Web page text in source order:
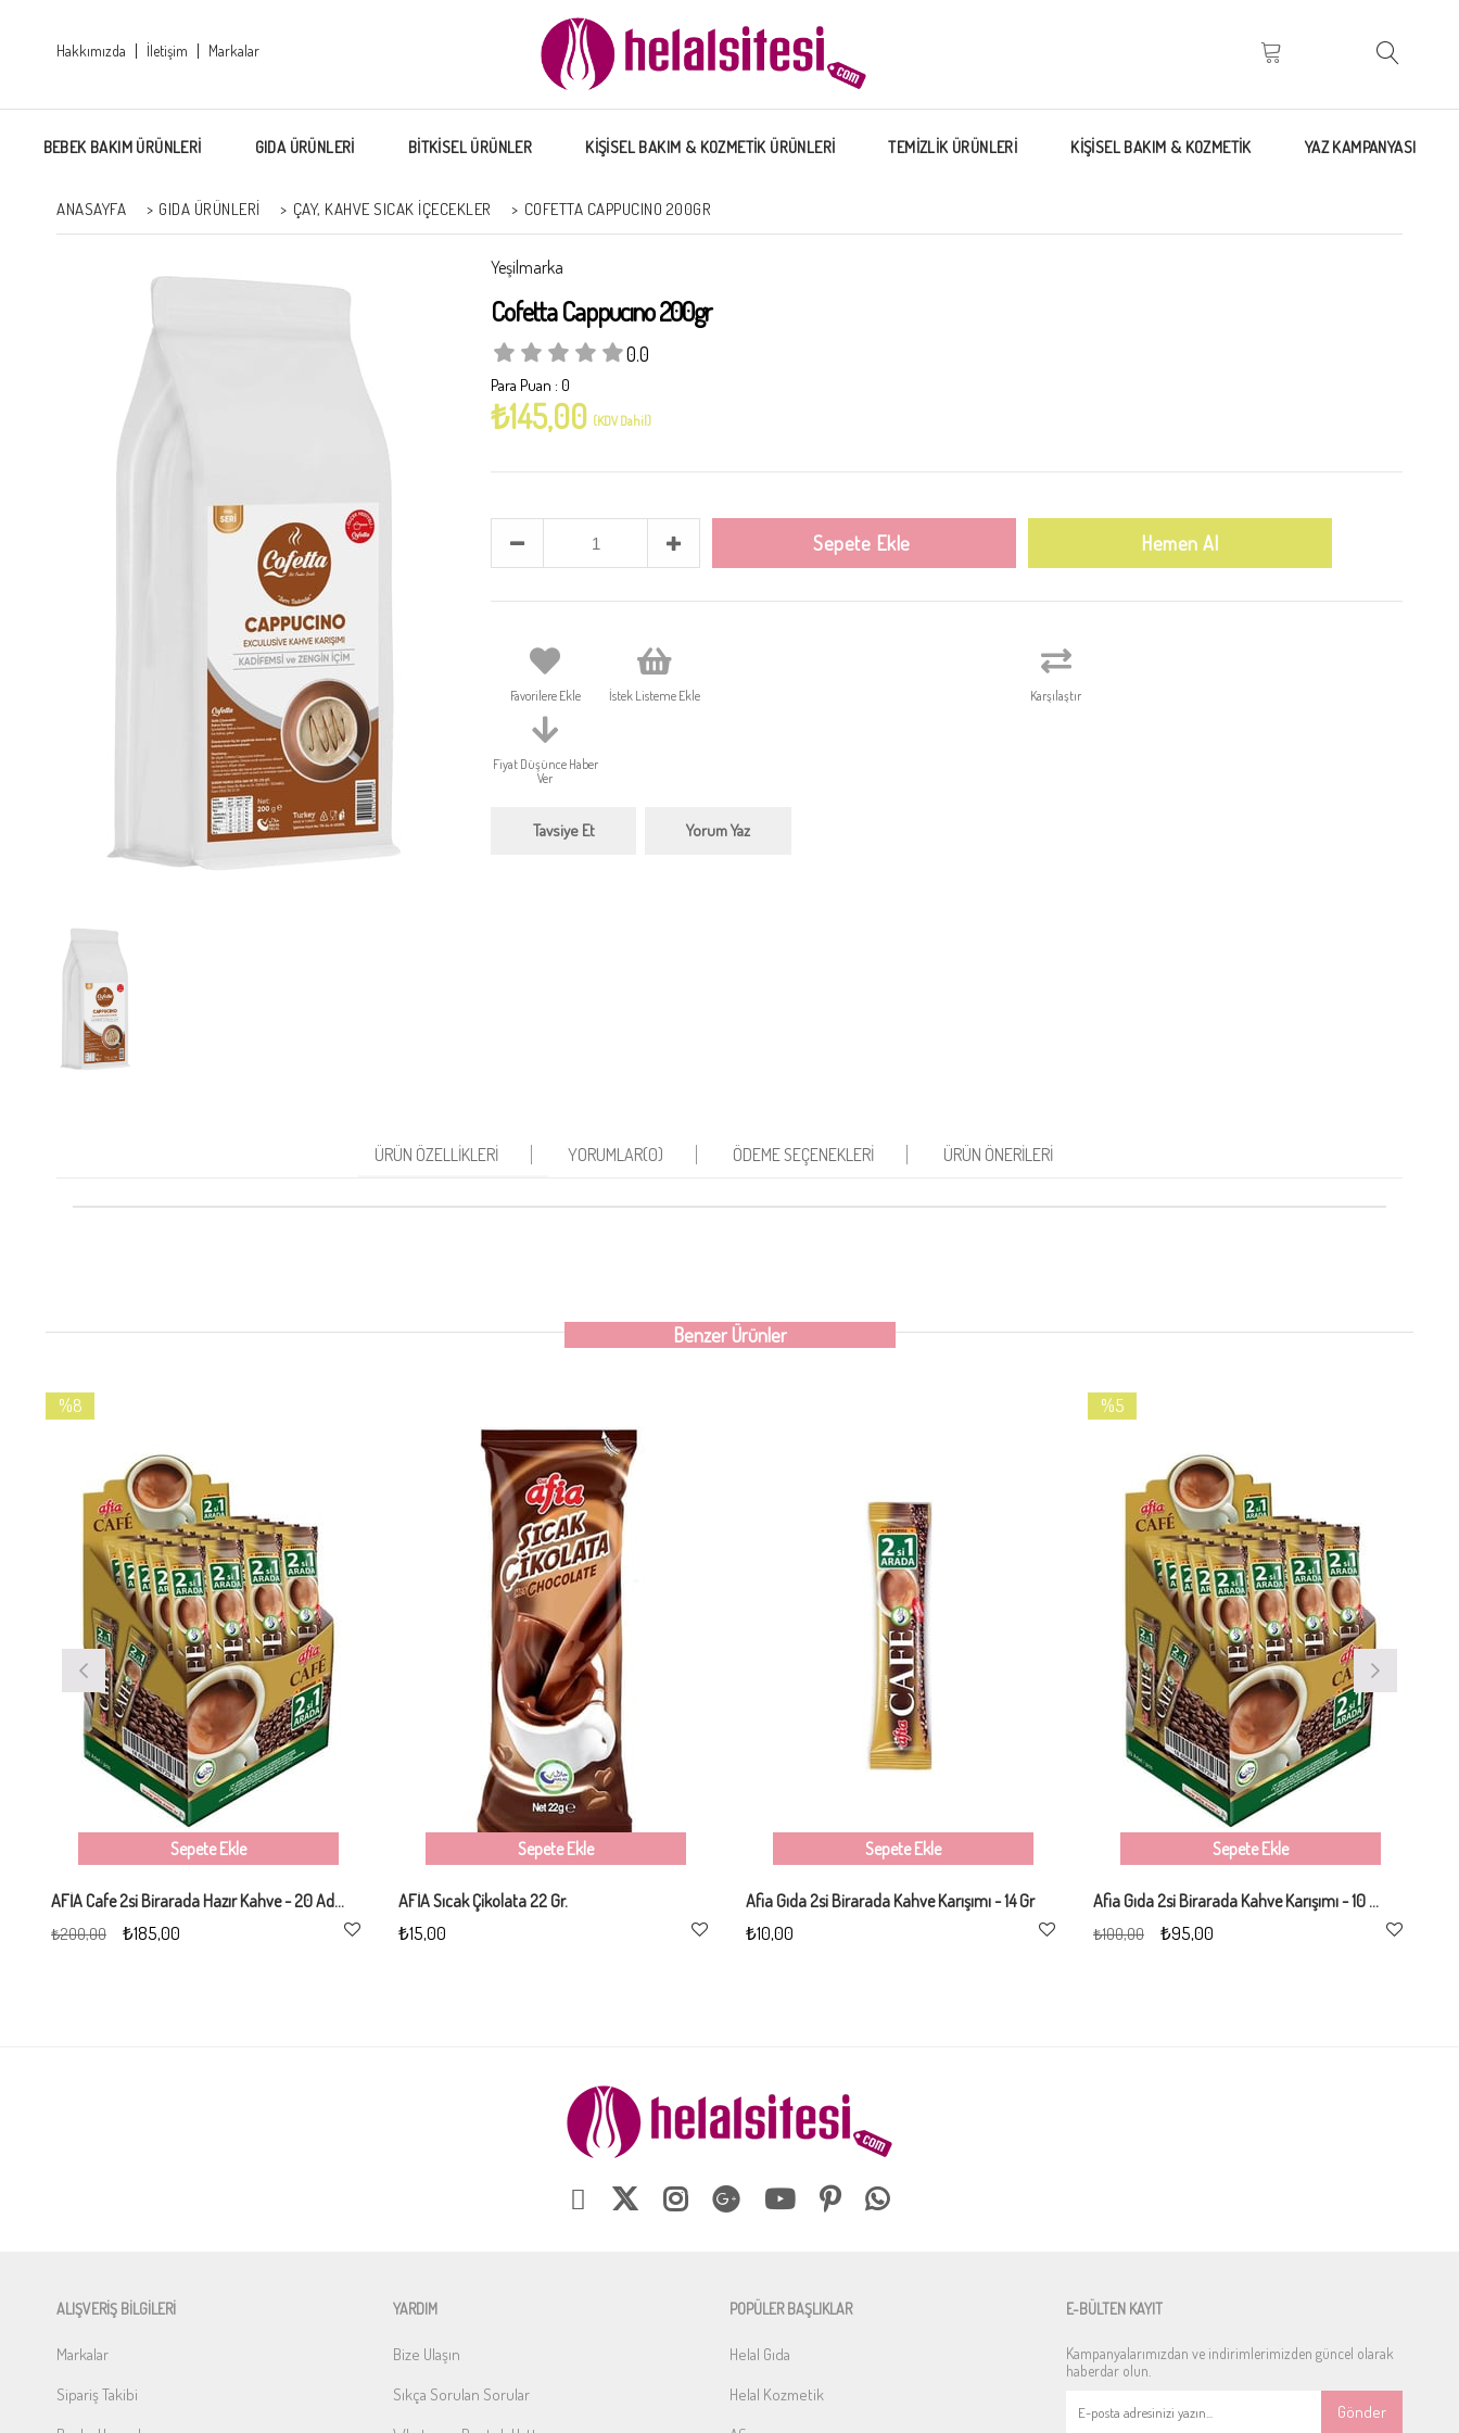
Hakkımızda İletişim Markalar
BEBEK BAKIM ÜRÜNLERİ GIDA ÜRÜNLERİ BİTKİSEL ÜRÜNLER KİŞİSEL BAKIM & KOZMETİK ÜRÜNLERİ TEMİZLİK ÜRÜNLERİ KİŞİSEL BAKIM & KOZMETİK YAZ KAMPANYASI
ANASAYFA > GIDA ÜRÜNLERİ > ÇAY, KAHVE SICAK İÇECEKLER > COFETTA CAPPUCINO 200GR
Yeşilmarka
Cofetta Cappucıno 200gr
0.0
Para Puan : 0
₺145,00 (KDV Dahil)
Favorilere Ekle İstek Listeme Ekle Karşılaştır
Fiyat Düşünce Haber
Ver
Tavsiye Et Yorum Yaz
ÜRÜN ÖZELLIKLERI YORUMLAR(0) ÖDEME SEÇENEKLERI ÜRÜN ÖNERILERI
Benzer Ürünler
AFİA Cafe 2si Birarada Hazır Kahve - 20 Adet
₺185,00
₺200,00
Sepete Ekle
%8
AFİA Sıcak Çikolata 22 Gr.
₺15,00
Sepete Ekle
Afia Gıda 2si Birarada Kahve Karışımı - 14 Gr
₺10,00
Sepete Ekle
Afia Gıda 2si Birarada Kahve Karışımı - 10 adet
₺95,00
₺100,00
Sepete Ekle
%5
ALIŞVERİŞ BİLGİLERİ
Markalar
Sipariş Takibi
YARDIM
Bize Ulaşın
Sıkça Sorulan Sorular
POPÜLER BAŞLIKLAR
Helal Gıda
Helal Kozmetik
E-BÜLTEN KAYIT
Kampanyalarımızdan ve indirimlerimizden güncel olarak
haberdar olun.
Gönder